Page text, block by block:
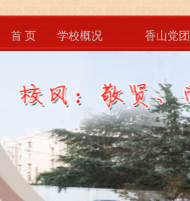
首 页 学校概况 香山党团